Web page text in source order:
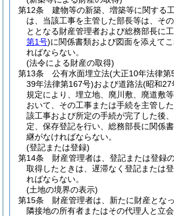
第12条
建物等の新築、増築等に関する
は、当該工事を主管した部長等は、そ
ととなる財産管理者および総務部長に
第1号)に関係書類および図面を添えて
ればならない。
(法令による財産の取得)
第13条
公有水面埋立法(大正10年法律第
39年法律第167号)および道路法(昭和27
規定により、埋立地、廃川敷、廃道敷
おいて、その工事または手続を主管し
該工事および所定の手続が完了した後
定、保存登記を行い、総務部長に関係
継がなければならない。
(登記または登録)
第14条
財産管理者は、登記または登録
取得したときは、遅滞なく登記または
ればならない。
(土地の境界の表示)
第15条
財産管理者は、新たに財産とな
隣接地の所有者またはその代理人と立